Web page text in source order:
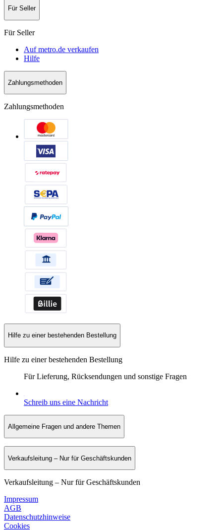
Für Seller
Für Seller
Auf metro.de verkaufen
Hilfe
Zahlungsmethoden
Zahlungsmethoden
Hilfe zu einer bestehenden Bestellung
Hilfe zu einer bestehenden Bestellung
Für Lieferung, Rücksendungen und sonstige Fragen
Schreib uns eine Nachricht
Allgemeine Fragen und andere Themen
Verkaufsleitung – Nur für Geschäftskunden
Verkaufsleitung – Nur für Geschäftskunden
Impressum
AGB
Datenschutzhinweise
Cookies